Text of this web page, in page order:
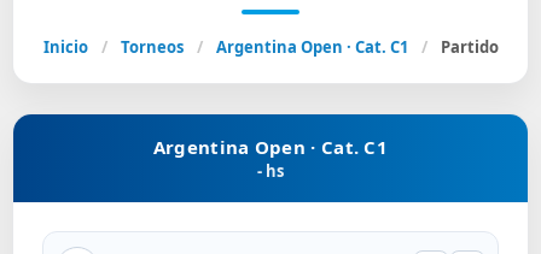
Inicio / Torneos / Argentina Open · Cat. C1 / Partido
Argentina Open · Cat. C1
- hs